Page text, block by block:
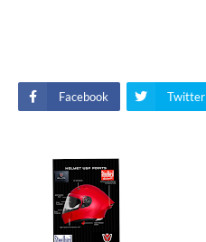
Facebook Twitter